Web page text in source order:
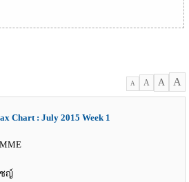
A A A A
Chart : July 2015 Week 1
ชญ์